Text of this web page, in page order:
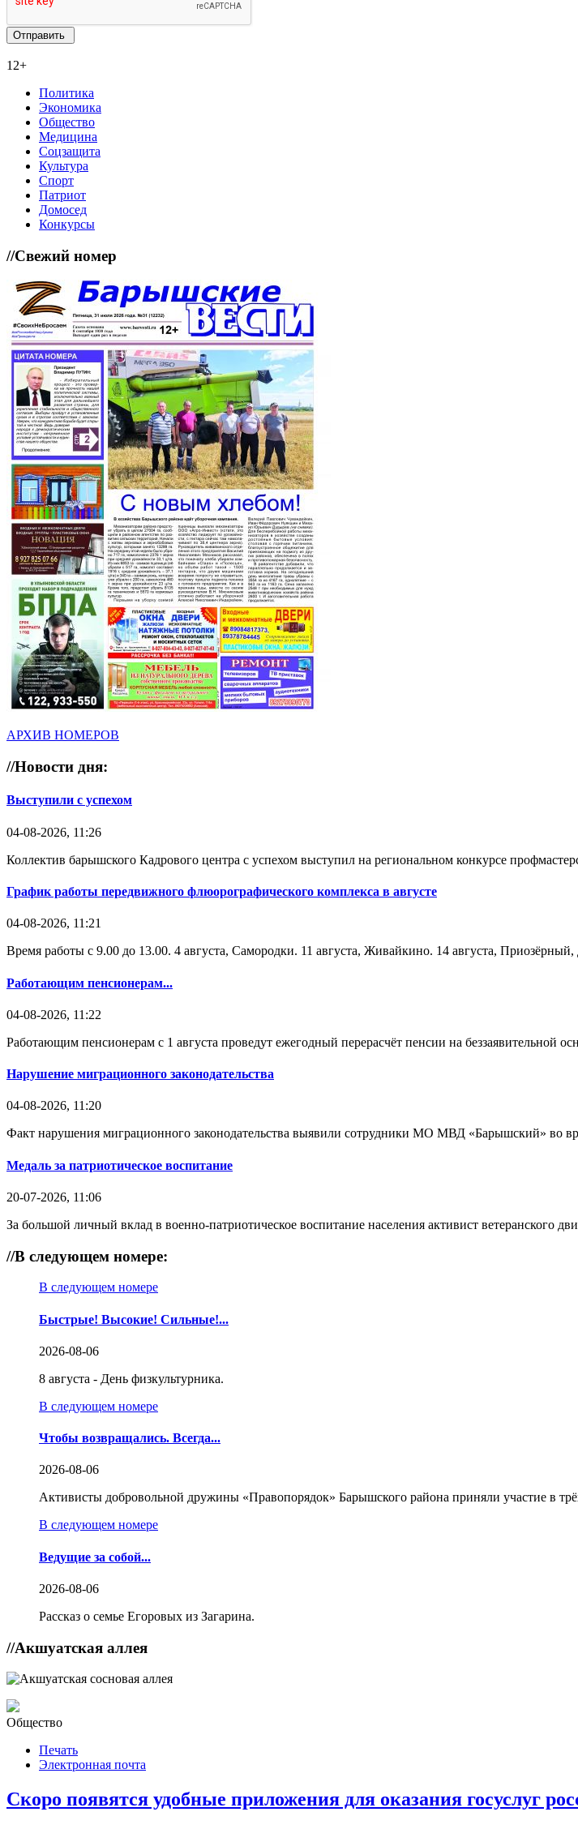
12+
Политика
Экономика
Общество
Медицина
Соцзащита
Культура
Спорт
Патриот
Домосед
Конкурсы
//Свежий номер
АРХИВ НОМЕРОВ
//Новости дня:
Выступили с успехом
04-08-2026, 11:26
Коллектив барышского Кадрового центра с успехом выступил на региональном конкурсе
График работы передвижного флюорографического комплекса в августе
04-08-2026, 11:21
Время работы с 9.00 до 13.00. 4 августа, Самородки. 11 августа, Живайкино. 14 августа,
Работающим пенсионерам...
04-08-2026, 11:22
Работающим пенсионерам с 1 августа проведут ежегодный перерасчёт пенсии на беззаявительной
Нарушение миграционного законодательства
04-08-2026, 11:20
Факт нарушения миграционного законодательства выявили сотрудники МО МВД «Барышский» во
Медаль за патриотическое воспитание
20-07-2026, 11:06
За большой личный вклад в военно-патриотическое воспитание населения активист ветеранского
//В следующем номере:
В следующем номере
Быстрые! Высокие! Сильные!...
2026-08-06
8 августа - День физкультурника.
В следующем номере
Чтобы возвращались. Всегда...
2026-08-06
Активисты добровольной дружины «Правопорядок» Барышского района приняли участие в
В следующем номере
Ведущие за собой...
2026-08-06
Рассказ о семье Егоровых из Загарина.
//Акшуатская аллея
Общество
Печать
Электронная почта
Скоро появятся удобные приложения для оказания госуслуг